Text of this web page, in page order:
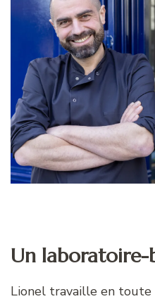
Un
Lionel travaille en toute